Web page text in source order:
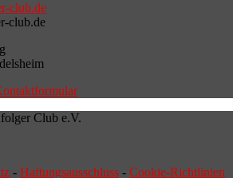
club.de
club.de
Club e.V.
- Haftungsausschluss - Cookie-Richtlinien